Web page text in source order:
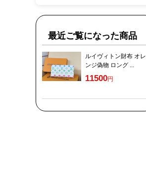
最近ご覧になった商品
ルイヴィトン財布 オレ
ンジ偽物 ロング ...
11500円